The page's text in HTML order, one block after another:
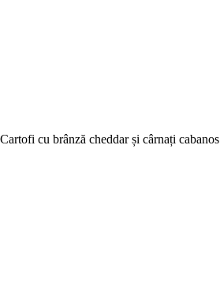
Cartofi cu brânză cheddar și cârnați cabanos